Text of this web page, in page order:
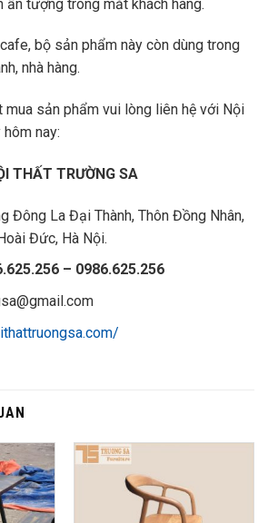
ấn tượng trong mắt khách hàng.
bộ sản phẩm này còn dùng trong
nhà hàng.
mua sản phẩm vui lòng liên hệ với Nội
nay:
THẤT TRƯỜNG SA
Đông La Đại Thành, Thôn Đồng Nhân,
Đức, Hà Nội.
– 0986.625.256